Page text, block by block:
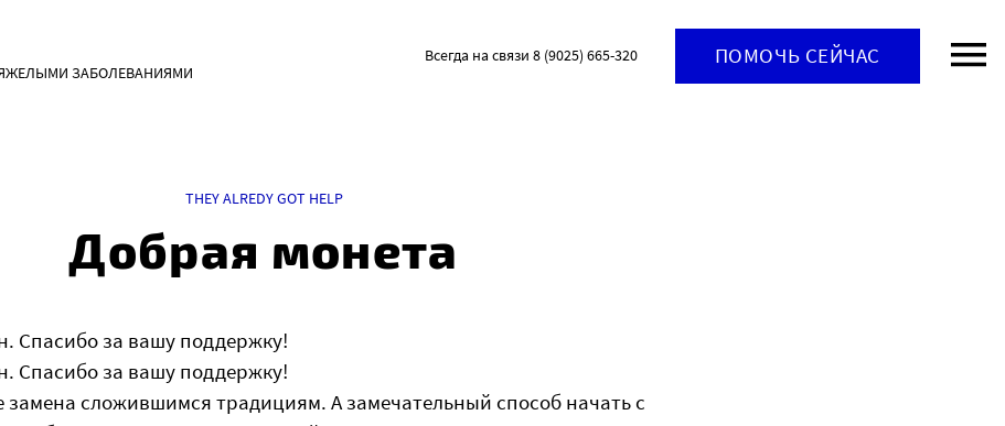
ЗАБОЛЕВАНИЯМИ
Всегда на связи 8 (9025) 665-320 ПОМОЧЬ СЕЙЧАС
THEY ALREDY GOT HELP
Добрая монета
Спасибо за вашу поддержку!
Спасибо за вашу поддержку!
сложившимся традициям. А замечательный способ начать с